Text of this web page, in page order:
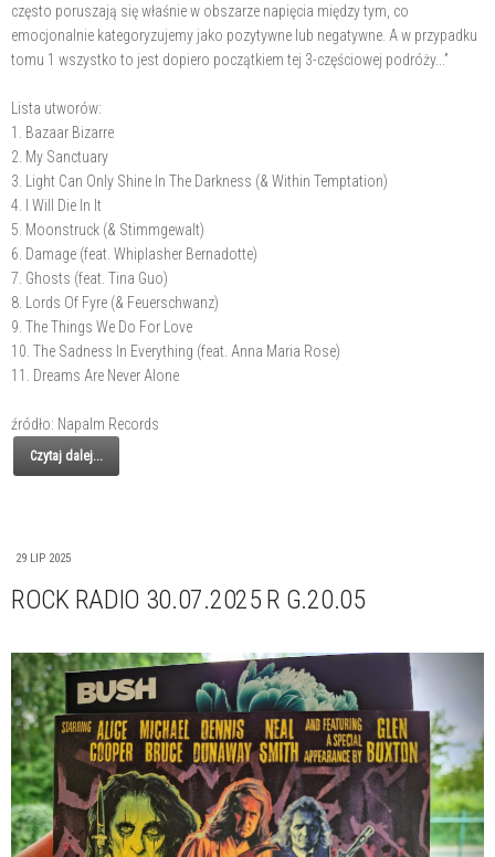
często poruszają się właśnie w obszarze napięcia między tym, co
emocjonalnie kategoryzujemy jako pozytywne lub negatywne. A w przypadku
tomu 1 wszystko to jest dopiero początkiem tej 3-częściowej podróży...”
Lista utworów:
1. Bazaar Bizarre
2. My Sanctuary
3. Light Can Only Shine In The Darkness (& Within Temptation)
4. I Will Die In It
5. Moonstruck (& Stimmgewalt)
6. Damage (feat. Whiplasher Bernadotte)
7. Ghosts (feat. Tina Guo)
8. Lords Of Fyre (& Feuerschwanz)
9. The Things We Do For Love
10. The Sadness In Everything (feat. Anna Maria Rose)
11. Dreams Are Never Alone
źródło: Napalm Records
Czytaj dalej...
29 LIP 2025
ROCK RADIO 30.07.2025 R G.20.05